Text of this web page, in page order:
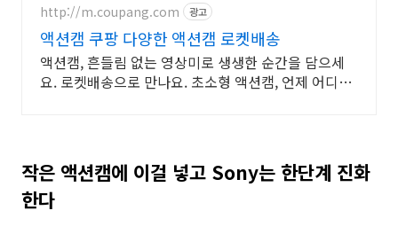
드
http://m.coupang.com 광고
액션캠 쿠팡 다양한 액션캠 로켓배송
액션캠, 흔들림 없는 영상미로 생생한 순간을 담으세
요. 로켓배송으로 만나요. 초소형 액션캠, 언제 어디든
작은 액션캠에 이걸 넣고 Sony는 한단계 진화
한다